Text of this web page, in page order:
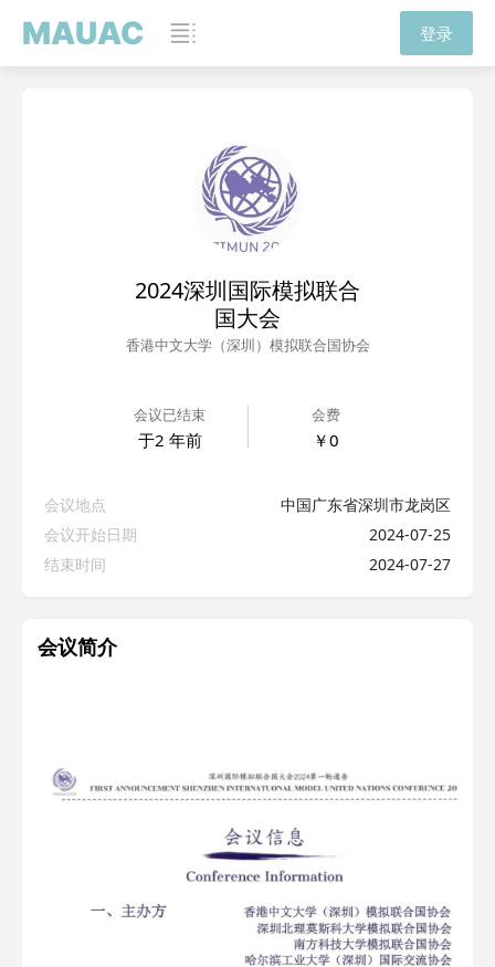
MAUAC 登录
2024深圳国际模拟联合
国大会
香港中文大学（深圳）模拟联合国协会
会议已结束
于2 年前
会费
￥0
会议地点
中国广东省深圳市龙岗区
会议开始日期
2024-07-25
结束时间
2024-07-27
会议简介